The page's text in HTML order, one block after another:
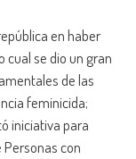
en haber
cual se dio un gran
de las
feminicida;
iniciativa para
con